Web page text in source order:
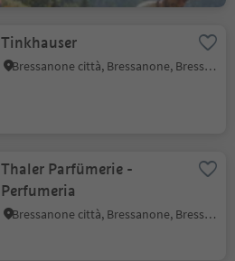
Tinkhauser
Bressanone città, Bressanone, Bressanone e dintorni
Thaler Parfümerie -
Perfumeria
Bressanone città, Bressanone, Bressanone e dintorni